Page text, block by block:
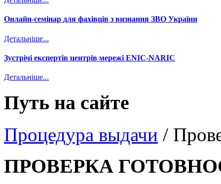
Онлайн-семінар для фахівців з визнання ЗВО України
Детальніше...
Зустрічі експертів центрів мережі ENIC-NARIC
Детальніше...
Путь на сайте
Процедура выдачи /
ПРОВЕРКА